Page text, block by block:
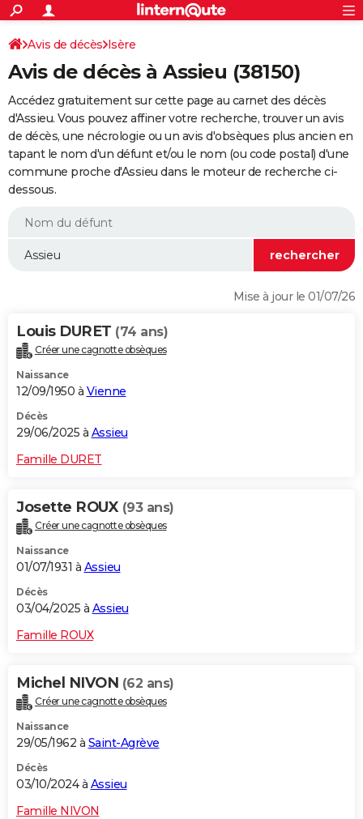
ACTUALITÉS
Politique
Société
Faits Divers
Education
Monde
Villes
+
SPORT
Coupe du monde 2026
Football
Tennis
Cyclisme
Rugby
Forum
Programme TV
TNT
Streaming
Cinéma
Sorties cinéma
Musique
+
FINANCE
Retraite
Epargne
Immobilier
Risques naturels par ville
Assurance
AUTO
Essais
Réserver un essai
Citadines
Berlines
SUV
Forum auto
+
HIGH-TECH
BRICOLAGE
WEEK-END
Alimentation
Guide de la santé
Maladies
Médicaments
Sommeil
VOYAGE
Destinations
City break
Voyage nature
Voyage de noces
Forum
Climat
+PHOTO
GUIDES D'ACHAT
Carte de Noël
Carte Bonne année
Carte Saint-Valentin
Carte Pâques
Carte d'anniversaire
DICTIONNAIRE
Dictionnaire
Biographies
Citations
Expressions
Proverbes
PROGRAMME TV
S'inscrire
Se connecter
Lycées
Collèges
Primaires
Universités
Entreprises
Service militaire
Avis de recherche
AVIS DE DÉCÈS
FORUM
Bricolage
Lifestyle
Culture
Sport
Auto
Television
Voyage
Cinema
Avis de décès Isère
Avis de décès à Assieu (38150)
Accédez gratuitement sur cette page au carnet des décès
d'Assieu. Vous pouvez affiner votre recherche, trouver un avis
de décès, une nécrologie ou un avis d'obsèques plus ancien en
tapant le nom d'un défunt et/ou le nom (ou code postal) d'une
commune proche d'Assieu dans le moteur de recherche ci-
dessous.
Mise à jour le 01/07/26
Louis DURET (74 ans)
Créer une cagnotte obsèques
Naissance
12/09/1950 à Vienne
Décès
29/06/2025 à Assieu
Famille DURET
Josette ROUX (93 ans)
Créer une cagnotte obsèques
Naissance
01/07/1931 à Assieu
Décès
03/04/2025 à Assieu
Famille ROUX
Michel NIVON (62 ans)
Créer une cagnotte obsèques
Naissance
29/05/1962 à Saint-Agrève
Décès
03/10/2024 à Assieu
Famille NIVON